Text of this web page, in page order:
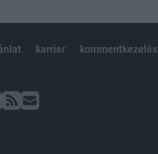
karrier kommentkezelés